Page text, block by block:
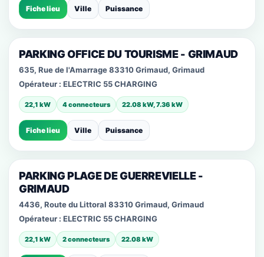
Fiche lieu Ville Puissance
PARKING OFFICE DU TOURISME - GRIMAUD
635, Rue de l'Amarrage 83310 Grimaud, Grimaud
Opérateur : ELECTRIC 55 CHARGING
22,1 kW 4 connecteurs 22.08 kW, 7.36 kW
Fiche lieu Ville Puissance
PARKING PLAGE DE GUERREVIELLE -
GRIMAUD
4436, Route du Littoral 83310 Grimaud, Grimaud
Opérateur : ELECTRIC 55 CHARGING
22,1 kW 2 connecteurs 22.08 kW